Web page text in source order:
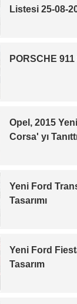
Listesi 25-08-
PORSCHE 911
Opel, 2015
Corsa' yı
Yeni Ford
Tasarımı
Yeni Ford
Tasarım